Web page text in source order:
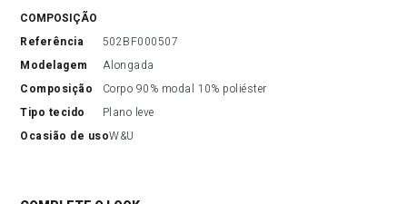
COMPOSIÇÃO
referência
502BF000507
modelagem
Alongada
composição
Corpo 90% modal 10% poliéster
tipo tecido
Plano leve
ocasião de usoW&U